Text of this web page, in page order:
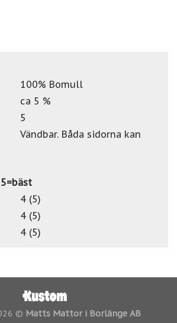
100% Bomull
ca 5 %
5
Vändbar. Båda sidorna kan
4 (5)
4 (5)
4 (5)
© Matts Mattor i Borlänge AB